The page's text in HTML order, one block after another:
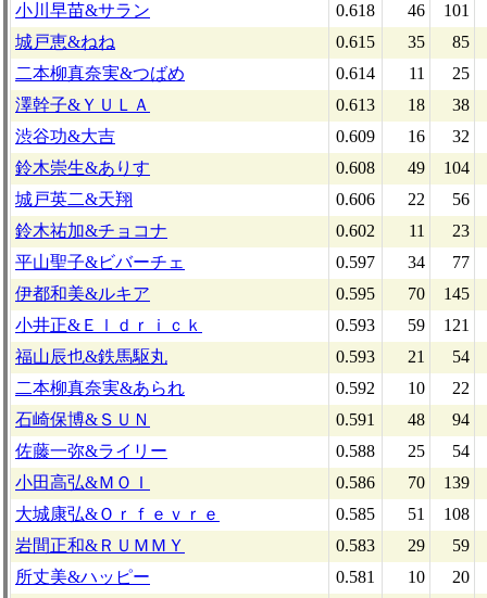
小川早苗&サラン
0.618 46
101
城戸恵&ねね
0.615 35
85
二本柳真奈実&つばめ
0.614 11
25
澤幹子&ＹＵＬＡ
0.613 18
38
渋谷功&大吉
0.609 16
32
鈴木崇生&ありす
0.608 49
104
城戸英二&天翔
0.606 22
56
鈴木祐加&チョコナ
0.602 11
23
平山聖子&ビバーチェ
0.597 34
77
伊都和美&ルキア
0.595 70
145
小井正&Ｅｌｄｒｉｃｋ
0.593 59
121
福山辰也&鉄馬駆丸
0.593 21
54
二本柳真奈実&あられ
0.592 10
22
石崎保博&ＳＵＮ
0.591 48
94
佐藤一弥&ライリー
0.588 25
54
小田高弘&ＭＯＩ
0.586 70
139
大城康弘&Ｏｒｆｅｖｒｅ
0.585 51
108
岩間正和&ＲＵＭＭＹ
0.583 29
59
所丈美&ハッピー
0.581 10
20